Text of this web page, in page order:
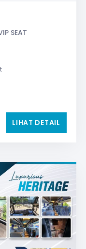
SEAT
Seat
dll)LIHAT DETAIL